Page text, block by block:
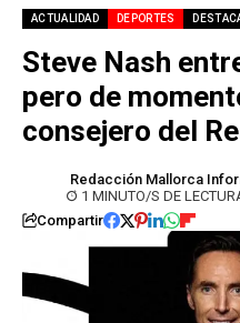
ACTUALIDAD DEPORTES
Steve Nash
pero de
consejero del
Redacción Mallorca
1 MINUTO/S DE
Compartir